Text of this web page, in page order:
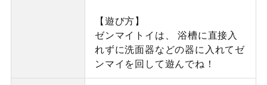
【遊び方】
ゼンマイトイは、 浴槽に直接入
れずに洗面器などの器に入れてゼ
ンマイを回して遊んでね！